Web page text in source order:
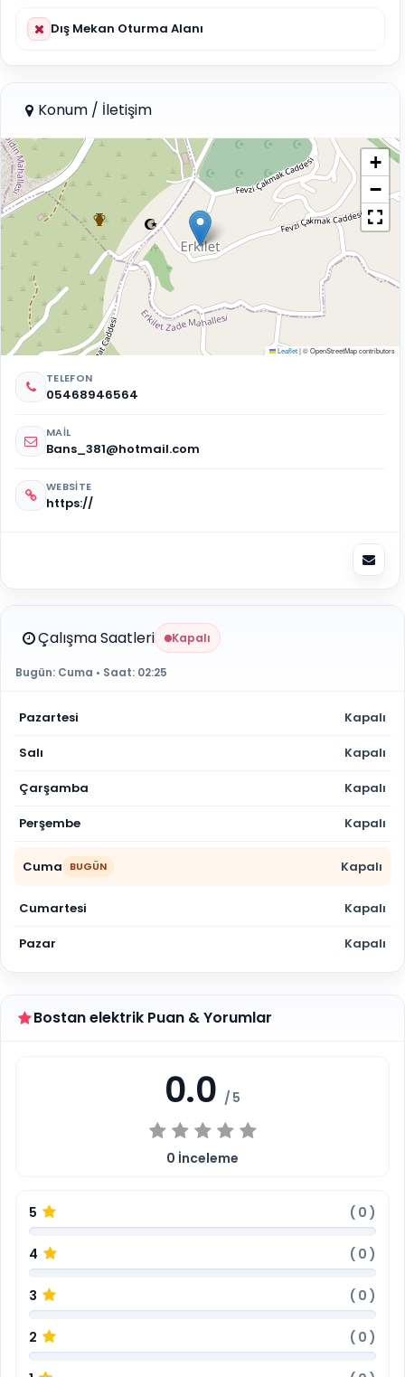
Dış Mekan Oturma Alanı
Konum / İletişim
+
−
Leaflet|© OpenStreetMap contributors
TELEFON
05468946564
MAIL
Bans_381@hotmail.com
WEBSITE
https://
Çalışma Saatleri Kapalı
Bugün: Cuma • Saat: 02:25
Pazartesi Kapalı
Salı Kapalı
Çarşamba Kapalı
Perşembe Kapalı
Cuma BUGÜN Kapalı
Cumartesi Kapalı
Pazar Kapalı
Bostan elektrik Puan & Yorumlar
0.0 / 5
0 İnceleme
5 ( 0 )
4 ( 0 )
3 ( 0 )
2 ( 0 )